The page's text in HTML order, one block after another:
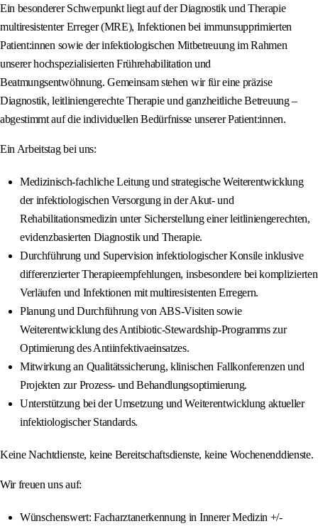
Ein besonderer Schwerpunkt liegt auf der Diagnostik und Therapie
multiresistenter Erreger (MRE), Infektionen bei immunsupprimierten
Patient:innen sowie der infektiologischen Mitbetreuung im Rahmen
unserer hochspezialisierten Frührehabilitation und
Beatmungsentwöhnung. Gemeinsam stehen wir für eine präzise
Diagnostik, leitliniengerechte Therapie und ganzheitliche Betreuung –
abgestimmt auf die individuellen Bedürfnisse unserer Patient:innen.
Ein Arbeitstag bei uns:
Medizinisch-fachliche Leitung und strategische Weiterentwicklung
der infektiologischen Versorgung in der Akut- und
Rehabilitationsmedizin unter Sicherstellung einer leitliniengerechten,
evidenzbasierten Diagnostik und Therapie.
Durchführung und Supervision infektiologischer Konsile inklusive
differenzierter Therapieempfehlungen, insbesondere bei komplizierten
Verläufen und Infektionen mit multiresistenten Erregern.
Planung und Durchführung von ABS-Visiten sowie
Weiterentwicklung des Antibiotic-Stewardship-Programms zur
Optimierung des Antiinfektivaeinsatzes.
Mitwirkung an Qualitätssicherung, klinischen Fallkonferenzen und
Projekten zur Prozess- und Behandlungsoptimierung.
Unterstützung bei der Umsetzung und Weiterentwicklung aktueller
infektiologischer Standards.
Keine Nachtdienste, keine Bereitschaftsdienste, keine Wochenenddienste.
Wir freuen uns auf:
Wünschenswert: Facharztanerkennung in Innerer Medizin +/-